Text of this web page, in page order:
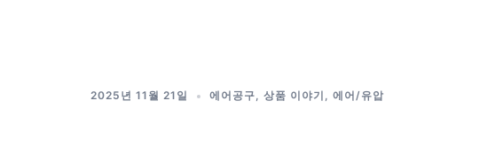
2025년 11월 21일 에어공구, 상품 이야기 , 에어/유압